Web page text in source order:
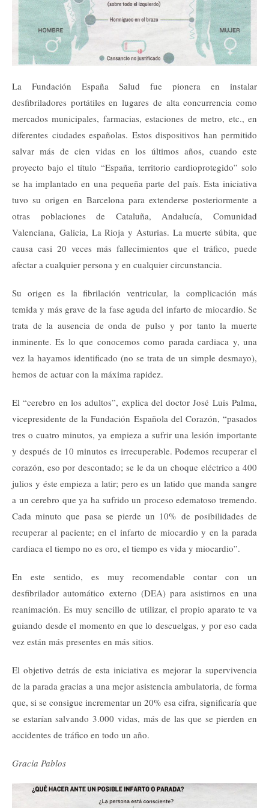
La Fundación España Salud fue pionera en instalar
desfibriladores portátiles en lugares de alta concurrencia como
mercados municipales, farmacias, estaciones de metro, etc., en
diferentes ciudades españolas. Estos dispositivos han permitido
salvar más de cien vidas en los últimos años, cuando este
proyecto bajo el título “España, territorio cardioprotegido” solo
se ha implantado en una pequeña parte del país. Esta iniciativa
tuvo su origen en Barcelona para extenderse posteriormente a
otras poblaciones de Cataluña, Andalucía, Comunidad
Valenciana, Galicia, La Rioja y Asturias. La muerte súbita, que
causa casi 20 veces más fallecimientos que el tráfico, puede
afectar a cualquier persona y en cualquier circunstancia.
Su origen es la fibrilación ventricular, la complicación más
temida y más grave de la fase aguda del infarto de miocardio. Se
trata de la ausencia de onda de pulso y por tanto la muerte
inminente. Es lo que conocemos como parada cardiaca y, una
vez la hayamos identificado (no se trata de un simple desmayo),
hemos de actuar con la máxima rapidez.
El “cerebro en los adultos”, explica del doctor José Luis Palma,
vicepresidente de la Fundación Española del Corazón, “pasados
tres o cuatro minutos, ya empieza a sufrir una lesión importante
y después de 10 minutos es irrecuperable. Podemos recuperar el
corazón, eso por descontado; se le da un choque eléctrico a 400
julios y éste empieza a latir; pero es un latido que manda sangre
a un cerebro que ya ha sufrido un proceso edematoso tremendo.
Cada minuto que pasa se pierde un 10% de posibilidades de
recuperar al paciente; en el infarto de miocardio y en la parada
cardiaca el tiempo no es oro, el tiempo es vida y miocardio”.
En este sentido, es muy recomendable contar con un
desfibrilador automático externo (DEA) para asistirnos en una
reanimación. Es muy sencillo de utilizar, el propio aparato te va
guiando desde el momento en que lo descuelgas, y por eso cada
vez están más presentes en más sitios.
El objetivo detrás de esta iniciativa es mejorar la supervivencia
de la parada gracias a una mejor asistencia ambulatoria, de forma
que, si se consigue incrementar un 20% esa cifra, significaría que
se estarían salvando 3.000 vidas, más de las que se pierden en
accidentes de tráfico en todo un año.
Gracia Pablos